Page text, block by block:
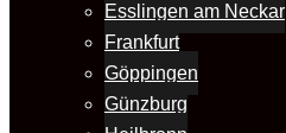
Esslingen am Neckar
Frankfurt
Göppingen
Günzburg